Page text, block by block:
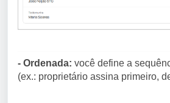
- Ordenada: você define a
(ex.: proprietário assina primeiro,